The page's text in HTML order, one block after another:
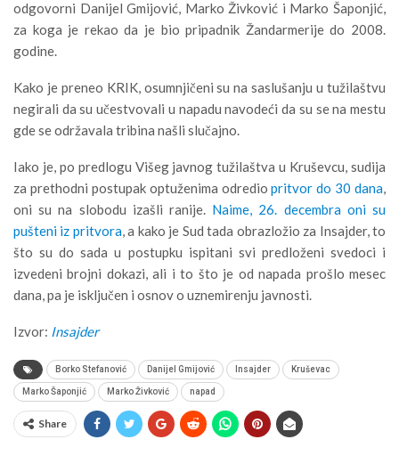
odgovorni Danijel Gmijović, Marko Živković i Marko Šaponjić,
za koga je rekao da je bio pripadnik Žandarmerije do 2008.
godine.
Kako je preneo KRIK, osumnjičeni su na saslušanju u tužilaštvu
negirali da su učestvovali u napadu navodeći da su se na mestu
gde se održavala tribina našli slučajno.
Iako je, po predlogu Višeg javnog tužilaštva u Kruševcu, sudija
za prethodni postupak optuženima odrediopritvor do 30 dana,
oni su na slobodu izašli ranije. Naime, 26. decembra oni su
pušteni iz pritvora, a kako je Sud tada obrazložio za Insajder, to
što su do sada u postupku ispitani svi predloženi svedoci i
izvedeni brojni dokazi, ali i to što je od napada prošlo mesec
dana, pa je isključen i osnov o uznemirenju javnosti.
Izvor: Insajder
Borko Stefanović Danijel Gmijović Insajder Kruševac
Marko Šaponjić Marko Živković napad
Share